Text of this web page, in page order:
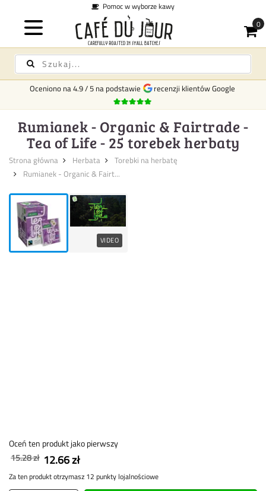
Pomoc w wyborze kawy
Oceniono na4.9/5 na podstawie recenzji klientów Google
Rumianek - Organic & Fairtrade -
Tea of Life - 25 torebek herbaty
Strona główna Herbata
Torebki na herbatę
Rumianek - Organic & Fairt...
VIDEO
Oceń ten produkt jako pierwszy
15.28 zł 12.66 zł
Za ten produkt otrzymasz 12 punkty lojalnościowe